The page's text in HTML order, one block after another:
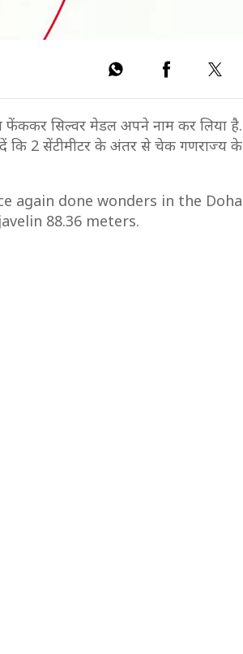
फेंककर सिल्वर मेडल अपने नाम कर लिया है.
दें कि 2 सेंटीमीटर के अंतर से चेक गणराज्य के
again done wonders in the Doha
88.36 meters.